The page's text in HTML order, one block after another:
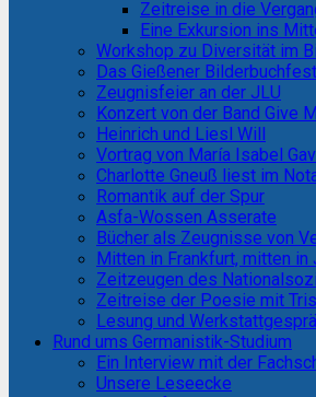
Zeitreise in die
Eine Exkursion ins
Workshop zu Diversität im
Das Gießener
Zeugnisfeier an der JLU
Konzert von der Band Give
Heinrich und Liesl Will
Vortrag von María Isabel
Charlotte Gneuß liest im
Romantik auf der Spur
Asfa-Wossen Asserate
Bücher als Zeugnisse von
Mitten in Frankfurt, mitten in
Zeitzeugen des
Zeitreise der Poesie mit
Lesung und
Rund ums Germanistik-Studium
Ein Interview mit der
Unsere Leseecke